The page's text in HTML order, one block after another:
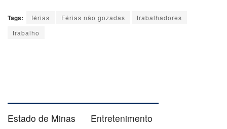
Tags: férias Férias não gozadas
trabalhadores
trabalho
Estado de Minas Entretenimento